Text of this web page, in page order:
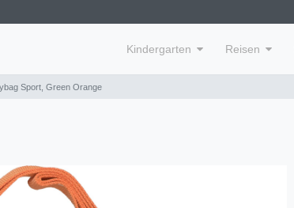
Kindergarten Reisen
Sport, Green Orange